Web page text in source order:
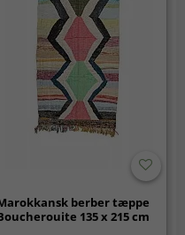
berber tæppe
135 x 215 cm